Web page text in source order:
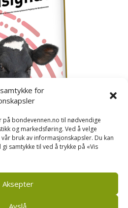
for
bondevennen.no til nødvendige
og markedsføring. Ved å velge
bruk av informasjonskapsler. Du kan
samtykke til ved å trykke på «Vis
Aksepter
Avslå